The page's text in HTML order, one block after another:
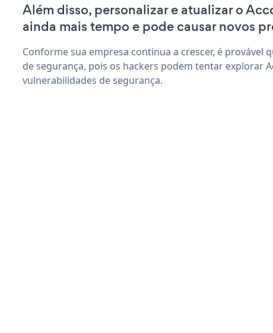
Além disso, personalizar e atualizar o
ainda mais tempo e pode causar novos
Conforme sua empresa continua a crescer, é provável
de segurança, pois os hackers podem tentar explorar
vulnerabilidades de segurança.